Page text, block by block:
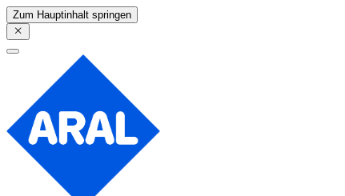
Zum Hauptinhalt springen